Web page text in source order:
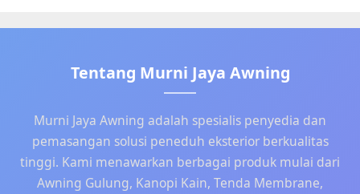
Tentang Murni Jaya Awning
Murni Jaya Awning adalah spesialis penyedia dan
pemasangan solusi peneduh eksterior berkualitas
tinggi. Kami menawarkan berbagai produk mulai dari
Awning Gulung, Kanopi Kain, Tenda Membrane,